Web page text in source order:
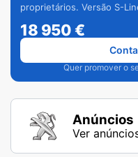
proprietários. Versão S-
18 950€
Quer promover o
Anúncios
Ver